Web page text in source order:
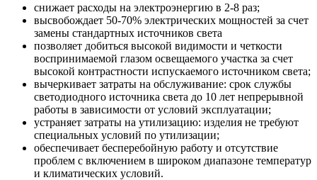
снижает расходы на электроэнергию в 2-8 раз;
высвобождает 50-70% электрических мощностей за счет
замены стандартных источников света
позволяет добиться высокой видимости и четкости
воспринимаемой глазом освещаемого участка за счет
высокой контрастности испускаемого источником света;
вычеркивает затраты на обслуживание: срок службы
светодиодного источника света до 10 лет непрерывной
работы в зависимости от условий эксплуатации;
устраняет затраты на утилизацию: изделия не требуют
специальных условий по утилизации;
обеспечивает бесперебойную работу и отсутствие
проблем с включением в широком диапазоне температур
и климатических условий.